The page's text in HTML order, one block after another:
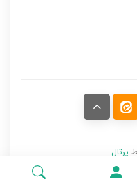
پرتال